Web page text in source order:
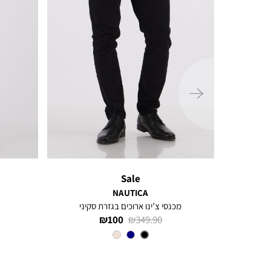
ימינה
Sale
NAUTICA
מכנסי צ’ינו ארוכים בגזרת סקיני
מחיר
מוצר
100 ₪
מחיר
רגיל
349.90 ₪
צבע
BLACK